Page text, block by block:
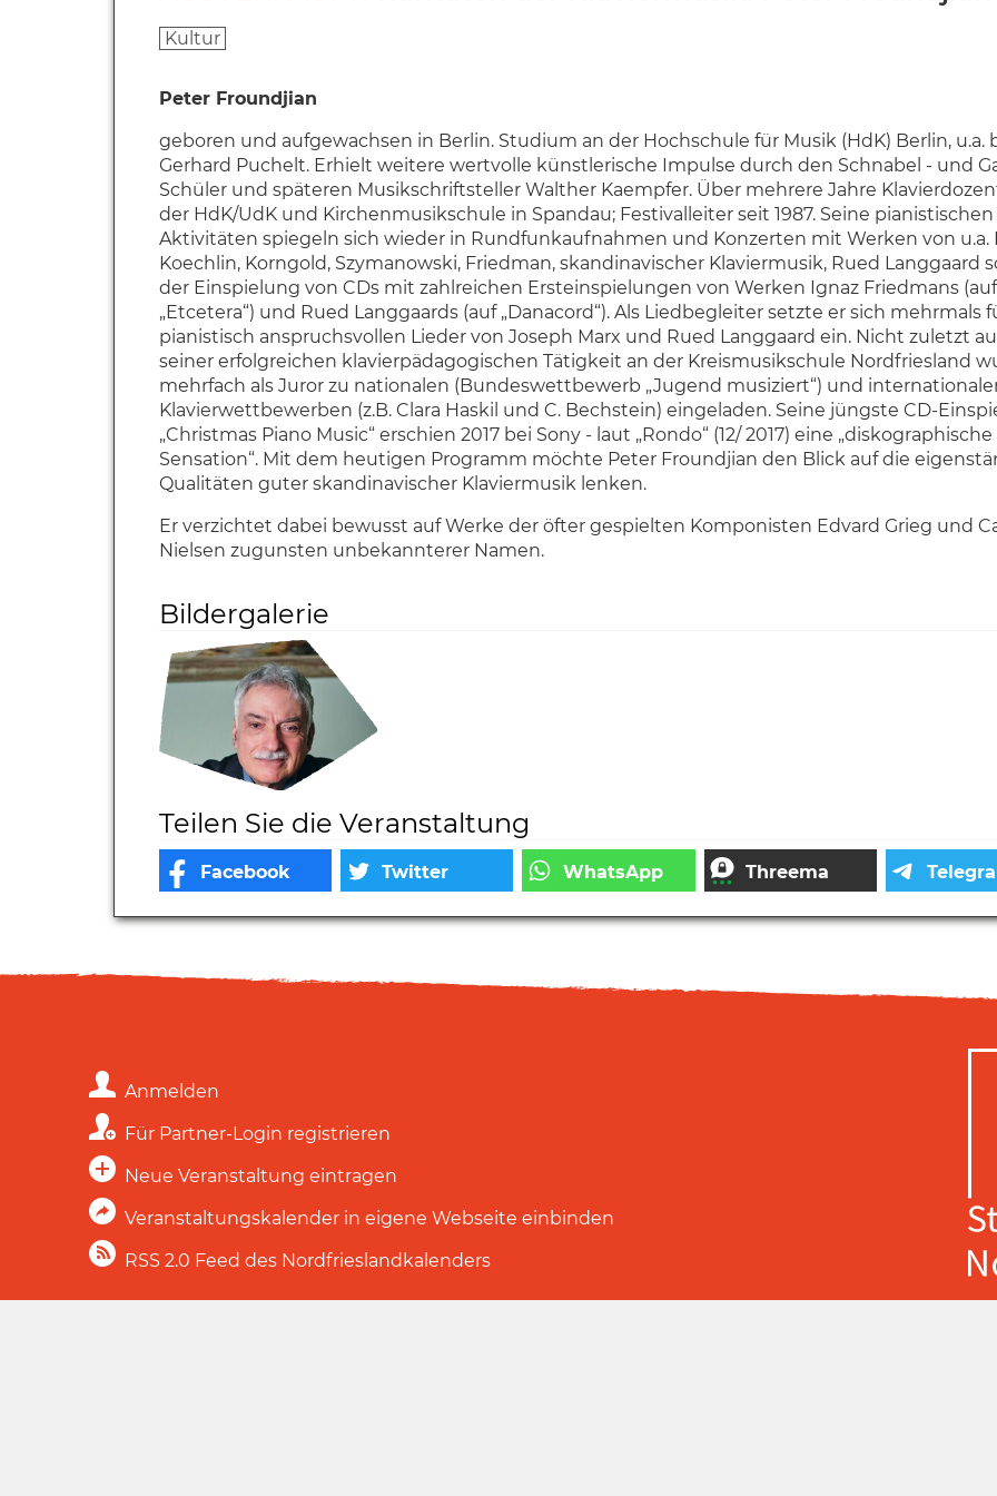
Kultur
Peter Froundjian
geboren und aufgewachsen in Berlin. Studium an der Hochschule für Musik (HdK) Berlin, u.a.
Gerhard Puchelt. Erhielt weitere wertvolle künstlerische Impulse durch den Schnabel - und
Schüler und späteren Musikschriftsteller Walther Kaempfer. Über mehrere Jahre
der HdK/UdK und Kirchenmusikschule in Spandau; Festivalleiter seit 1987. Seine pianistischen
Aktivitäten spiegeln sich wieder in Rundfunkaufnahmen und Konzerten mit Werken von u.a.
Koechlin, Korngold, Szymanowski, Friedman, skandinavischer Klaviermusik, Rued Langgaard
der Einspielung von CDs mit zahlreichen Ersteinspielungen von Werken Ignaz Friedmans (auf
„Etcetera“) und Rued Langgaards (auf „Danacord“). Als Liedbegleiter setzte er sich mehrmals
pianistisch anspruchsvollen Lieder von Joseph Marx und Rued Langgaard ein. Nicht zuletzt
seiner erfolgreichen klavierpädagogischen Tätigkeit an der Kreismusikschule Nordfriesland
mehrfach als Juror zu nationalen (Bundeswettbewerb „Jugend musiziert“) und
Klavierwettbewerben (z.B. Clara Haskil und C. Bechstein) eingeladen. Seine jüngste CD-
„Christmas Piano Music“ erschien 2017 bei Sony - laut „Rondo“ (12/ 2017) eine „diskographische
Sensation“. Mit dem heutigen Programm möchte Peter Froundjian den Blick auf die
Qualitäten guter skandinavischer Klaviermusik lenken.
Er verzichtet dabei bewusst auf Werke der öfter gespielten Komponisten Edvard Grieg und
Nielsen zugunsten unbekannterer Namen.
Bildergalerie
Teilen Sie die Veranstaltung
Anmelden
Für Partner-Login registrieren
Neue Veranstaltung eintragen
Veranstaltungskalender in eigene Webseite einbinden
RSS 2.0 Feed des Nordfrieslandkalenders